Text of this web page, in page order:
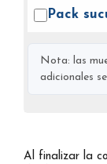
Pack
Nota: las
adicionales
Al finalizar la